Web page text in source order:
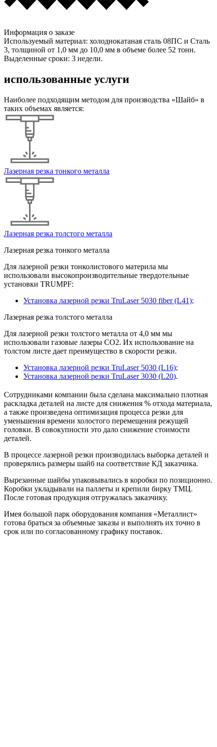
Информация о заказе
Используемый материал: холоднокатаная сталь 08ПС и Сталь
3, толщиной от 1,0 мм до 10,0 мм в объеме более 52 тонн.
Выделенные сроки: 3 недели.
использованные услуги
Наиболее подходящим методом для производства «Шайб» в
таких объемах является:
Лазерная резка тонкого металла
Лазерная резка толстого металла
Лазерная резка тонкого металла
Для лазерной резки тонколистового материла мы
использовали высокопроизводительные твердотельные
установки TRUMPF:
Установка лазерной резки TruLaser 5030 fiber (L41);
Лазерная резка толстого металла
Для лазерной резки толстого металла от 4,0 мм мы
использовали газовые лазеры CO2. Их использование на
толстом листе дает преимущество в скорости резки.
Установка лазерной резки TruLaser 5030 (L16);
Установка лазерной резки TruLaser 3030 (L20).
Сотрудниками компании была сделана максимально плотная
раскладка деталей на листе для снижения % отхода материала,
а также произведена оптимизация процесса резки для
уменьшения времени холостого перемещения режущей
головки. В совокупности это дало снижение стоимости
деталей.
В процессе лазерной резки производилась выборка деталей и
проверялись размеры шайб на соответствие КД заказчика.
Вырезанные шайбы упаковывались в коробки по позиционно.
Коробки укладывали на паллеты и крепили бирку ТМЦ.
После готовая продукция отгружалась заказчику.
Имея большой парк оборудования компания «Металлист»
готова браться за объемные заказы и выполнять их точно в
срок или по согласованному графику поставок.